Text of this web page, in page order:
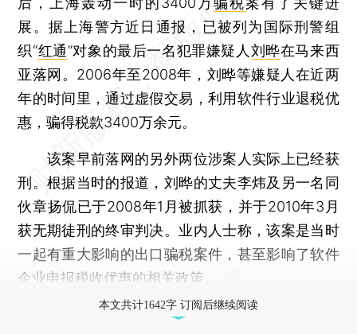
展。据上海警方近日通报，已被列为国际刑警组
织“红通”对象的最后一名犯罪嫌疑人 刘晔在马来西
亚落网。2006年至2008年，刘晔等嫌疑人在近两
年的时间里，通过虚假交易，利用软件行业退税优
惠，骗得税款3400万余元。
该案早前落网的另外两位涉案人实际上已经获
刑。根据当时的报道，刘晔的丈夫李炜及另一名同
伙章扬侃已于2008年1月被抓获，并于2010年3月
获无期徒刑的终审判决。业内人士称，该案是当时
一起有重大影响的出口骗税案件，甚至影响了软件
企业申报税收优惠的相关政策。
本文共计1642字 订阅后继续阅读